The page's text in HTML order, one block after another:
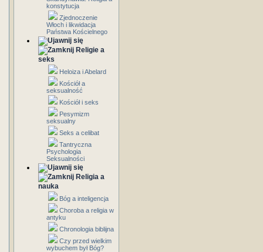
konstytucja
Zjednoczenie
Włoch i likwidacja
Państwa Kościelnego
Religie a
seks
Heloiza i Abelard
Kościół a
seksualność
Kościół i seks
Pesymizm
seksualny
Seks a celibat
Tantryczna
Psychologia
Seksualności
Religia a
nauka
Bóg a inteligencja
Choroba a religia w
antyku
Chronologia biblijna
Czy przed wielkim
wybuchem był Bóg?